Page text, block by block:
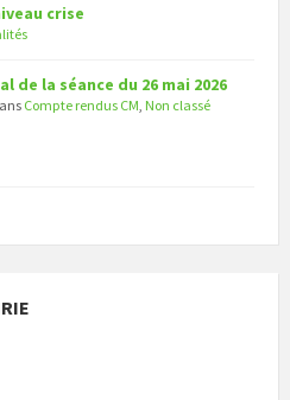
crise
de la séance du 26 mai 2026
Compte rendus CM Non classé